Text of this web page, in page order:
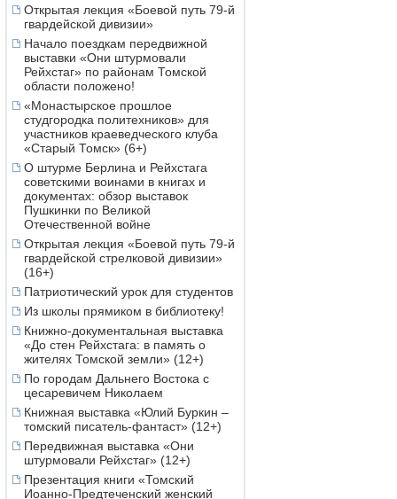
Открытая лекция «Боевой путь 79-й
гвардейской дивизии»
Начало поездкам передвижной
выставки «Они штурмовали
Рейхстаг» по районам Томской
области положено!
«Монастырское прошлое
студгородка политехников» для
участников краеведческого клуба
«Старый Томск» (6+)
О штурме Берлина и Рейхстага
советскими воинами в книгах и
документах: обзор выставок
Пушкинки по Великой
Отечественной войне
Открытая лекция «Боевой путь 79-й
гвардейской стрелковой дивизии»
(16+)
Патриотический урок для студентов
Из школы прямиком в библиотеку!
Книжно-документальная выставка
«До стен Рейхстага: в память о
жителях Томской земли» (12+)
По городам Дальнего Востока с
цесаревичем Николаем
Книжная выставка «Юлий Буркин –
томский писатель-фантаст» (12+)
Передвижная выставка «Они
штурмовали Рейхстаг» (12+)
Презентация книги «Томский
Иоанно-Предтеченский женский